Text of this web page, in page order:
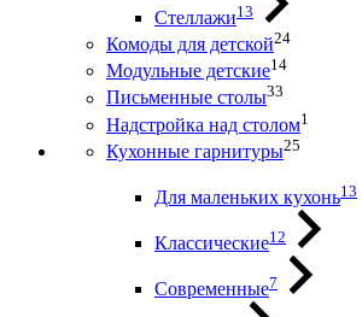
Стеллажи13
Комоды для детской24
Модульные детские14
Письменные столы33
Надстройка над столом1
Кухонные гарнитуры25
Для маленьких кухонь13
Классические12
Современные7